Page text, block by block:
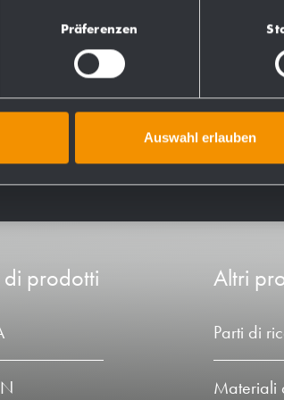
Präferenzen
Auswahl erlauben
iniziale con risorse
facilità di pulizia
le diverse esigenze,
passando per il
effettivo, il
di prodotti Altri
Parti di
Materiali